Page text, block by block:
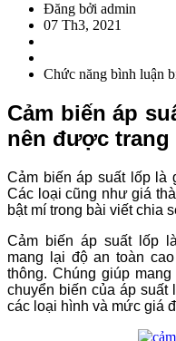
Đăng bởi admin
07 Th3, 2021
Chức năng bình luận
Cảm biến áp
nên được trang
Cảm biến áp suất lốp là
Các loại cũng như giá
bật mí trong bài viết chia
Cảm biến áp suất lốp
mang lại độ an toàn
thông. Chúng giúp
chuyển biến của áp suất
các loại hình và mức giá